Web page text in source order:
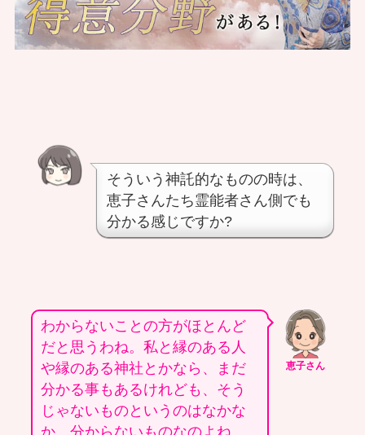
そういう神託的なものの時は、
恵子さんたち霊能者さん側でも
分かる感じですか?
恵子さん
わからないことの方がほとんど
だと思うわね。私と縁のある人
や縁のある神社とかなら、まだ
分かる事もあるけれども、そう
じゃないものというのはなかな